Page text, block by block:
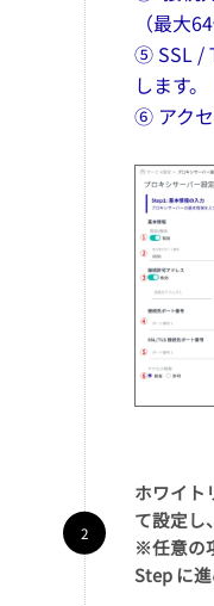
（最大64
⑤ SSL /
します。
⑥ アクセ
ホワイト
て設定し
※任意の
Step に進